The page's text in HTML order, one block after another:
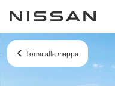
Torna alla mappa